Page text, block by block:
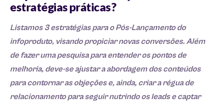
estratégias práticas?
Listamos 3 estratégias para o Pós-Lançamento do
infoproduto, visando propiciar novas conversões. Além
de fazer uma pesquisa para entender os pontos de
melhoria, deve-se ajustar a abordagem dos conteúdos
para contornar as objeções e, ainda, criar a régua de
relacionamento para seguir nutrindo os leads e captar